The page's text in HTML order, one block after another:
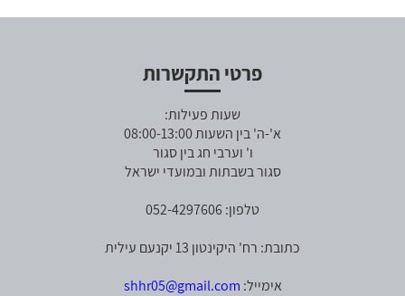
פרטי התקשרות
שעות פעילות:
א'-ה' בין השעות 08:00-13:00
ו' וערבי חג בין סגור
סגור בשבתות ובמועדי ישראל
טלפון: 052-4297606
כתובת: רח' היקינטון 13 יקנעם עילית
אימייל: shhr05@gmail.com